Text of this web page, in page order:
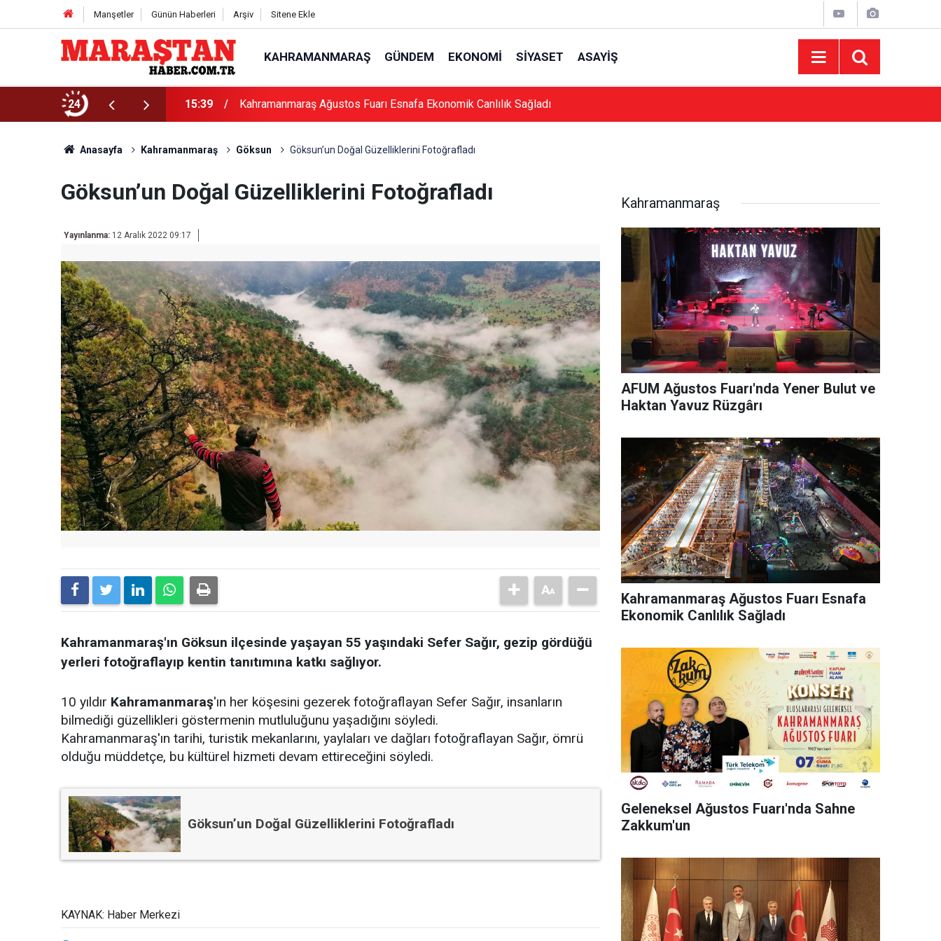
Manşetler Günün Haberleri Arşiv Sitene Ekle
KAHRAMANMARAŞ GÜNDEM EKONOMI SIYASET ASAYIŞ
24 15:39 Kahramanmaraş Ağustos Fuarı Esnafa Ekonomik Canlılık Sağladı
Anasayfa Kahramanmaraş Göksun Göksun’un Doğal Güzelliklerini Fotoğrafladı
Göksun’un Doğal Güzelliklerini Fotoğrafladı
Yayınlanma: 12 Aralık 2022 09:17
Kahramanmaraş'ın Göksun ilçesinde yaşayan 55 yaşındaki Sefer Sağır, gezip gördüğü
yerleri fotoğraflayıp kentin tanıtımına katkı sağlıyor.
10 yıldır Kahramanmaraş'ın her köşesini gezerek fotoğraflayan Sefer Sağır, insanların
bilmediği güzellikleri göstermenin mutluluğunu yaşadığını söyledi.
Kahramanmaraş'ın tarihi, turistik mekanlarını, yaylaları ve dağları fotoğraflayan Sağır, ömrü
olduğu müddetçe, bu kültürel hizmeti devam ettireceğini söyledi.
Göksun’un Doğal Güzelliklerini Fotoğrafladı
KAYNAK: Haber Merkezi
Kahramanmaraş
AFUM Ağustos Fuarı'nda Yener Bulut ve
Haktan Yavuz Rüzgârı
Kahramanmaraş Ağustos Fuarı Esnafa
Ekonomik Canlılık Sağladı
Geleneksel Ağustos Fuarı'nda Sahne
Zakkum'un